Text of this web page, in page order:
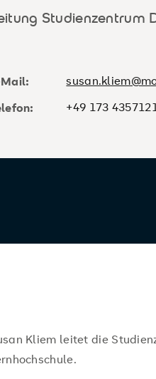
Studienzentrum
+49 173
Kliem leitet die